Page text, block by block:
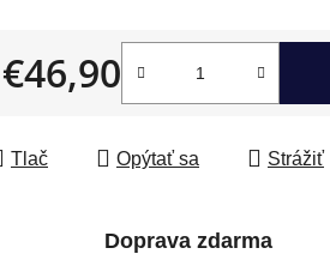
€46,90
Jednotková cena:
Tlač Opýtať sa Strážiť
Doprava zdarma